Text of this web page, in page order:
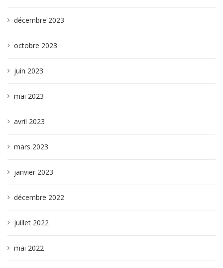
décembre 2023
octobre 2023
juin 2023
mai 2023
avril 2023
mars 2023
janvier 2023
décembre 2022
juillet 2022
mai 2022